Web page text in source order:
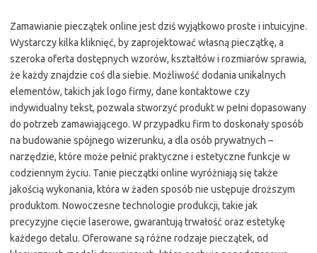
Zamawianie pieczątek online jest dziś wyjątkowo proste i intuicyjne.
Wystarczy kilka kliknięć, by zaprojektować własną pieczątkę, a
szeroka oferta dostępnych wzorów, kształtów i rozmiarów sprawia,
że każdy znajdzie coś dla siebie. Możliwość dodania unikalnych
elementów, takich jak logo firmy, dane kontaktowe czy
indywidualny tekst, pozwala stworzyć produkt w pełni dopasowany
do potrzeb zamawiającego. W przypadku firm to doskonały sposób
na budowanie spójnego wizerunku, a dla osób prywatnych –
narzędzie, które może pełnić praktyczne i estetyczne funkcje w
codziennym życiu. Tanie pieczątki online wyróżniają się także
jakością wykonania, która w żaden sposób nie ustępuje droższym
produktom. Nowoczesne technologie produkcji, takie jak
precyzyjne cięcie laserowe, gwarantują trwałość oraz estetykę
każdego detalu. Oferowane są różne rodzaje pieczątek, od